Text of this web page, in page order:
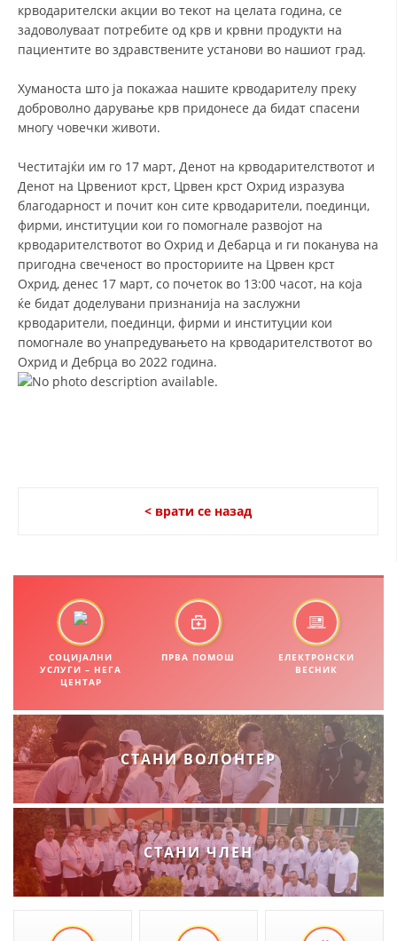
ОРГАНИЗАЦИЈА И РАЗВОЈ
СТРУКТУРА И ОРГАНИЗАЦИОНА ПОСТАВЕНОСТ
ДИСЕМИНАЦИЈА
MЕЃУНАРОДНО ХУМАНИТАРНО ПРАВО
ПРОМОЦИЈА НА ХУМАНИ ВРЕДНОСТИ
УПОТРЕБА И ЗАШТИТА НА АМБЛЕМОТ
СОЦИЈАЛНО ХУМАНИТАРНА ДЕЈНОСТ
ПОДГОТВЕНОСТ И ДЕЈСТВО ПРИ КАТАСТРОФИ
ЗНАЧЕЊЕ НА СЛУЖБАТА ЗА БАРАЊЕ
ФОРМУЛАРИ ЗА БАРАЊА
ЗДРАВСТВЕНО ПРЕВЕНТИВНА ДЕЈНОСТ
ИНФОРМАЦИИ ЗА БОЛЕСТИ
МЕНАЏМЕНТ НА ВОЛОНТЕРИ
ЗА НАС
ДЕЈСТВУВАЊЕ
крводарителски акции во текот на целата година, се
задоволуваат потребите од крв и крвни продукти на
пациентите во здравствените установи во нашиот град.
Хуманоста што ја покажаа нашите крводарителу преку
доброволно дарување крв придонесе да бидат спасени
многу човечки животи.
Честитајќи им го 17 март, Денот на крводарителствотот и
Денот на Црвениот крст, Црвен крст Охрид изразува
благодарност и почит кон сите крводарители, поединци,
фирми, институции кои го помогнале развојот на
крводарителствотот во Охрид и Дебарца и ги поканува на
пригодна свеченост во просториите на Црвен крст
Охрид, денес 17 март, со почеток во 13:00 часот, на која
ќе бидат доделувани признанија на заслужни
крводарители, поединци, фирми и институции кои
помогнале во унапредувањето на крводарителствотот во
Охрид и Дебрца во 2022 година.
< врати се назад
СОЦИЈАЛНИ
УСЛУГИ – НЕГА
ЦЕНТАР
ПРВА ПОМОШ
ЕЛЕКТРОНСКИ
ВЕСНИК
СТАНИ ВОЛОНТЕР
СТАНИ ЧЛЕН